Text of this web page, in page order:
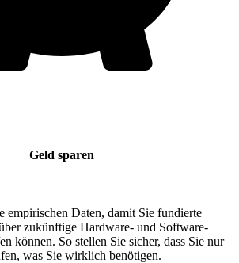
Geld sparen
empirischen Daten, damit Sie fundierte
zukünftige Hardware- und Software-
können. So stellen Sie sicher, dass Sie nur
was Sie wirklich benötigen.